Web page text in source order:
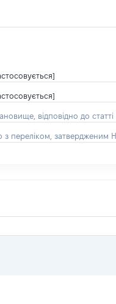
відповідно до
затвердженим